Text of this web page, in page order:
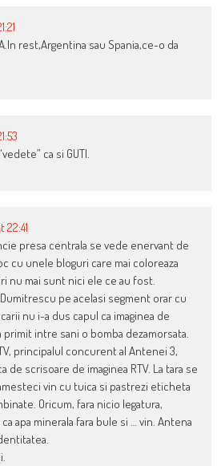
rest,Argentina sau Spania,ce-o da
ca si GUTI.
22:41
presa centrala se vede enervant de
cu unele bloguri care mai coloreaza
nu mai sunt nici ele ce au fost.
pe acelasi segment orar cu
nu i-a dus capul ca imaginea de
primit intre sani o bomba dezamorsata.
principalul concurent al Antenei 3,
de scrisoare de imaginea RTV. La tara se
vin cu tuica si pastrezi eticheta
Oricum, fara nicio legatura,
apa minerala fara bule si … vin. Antena